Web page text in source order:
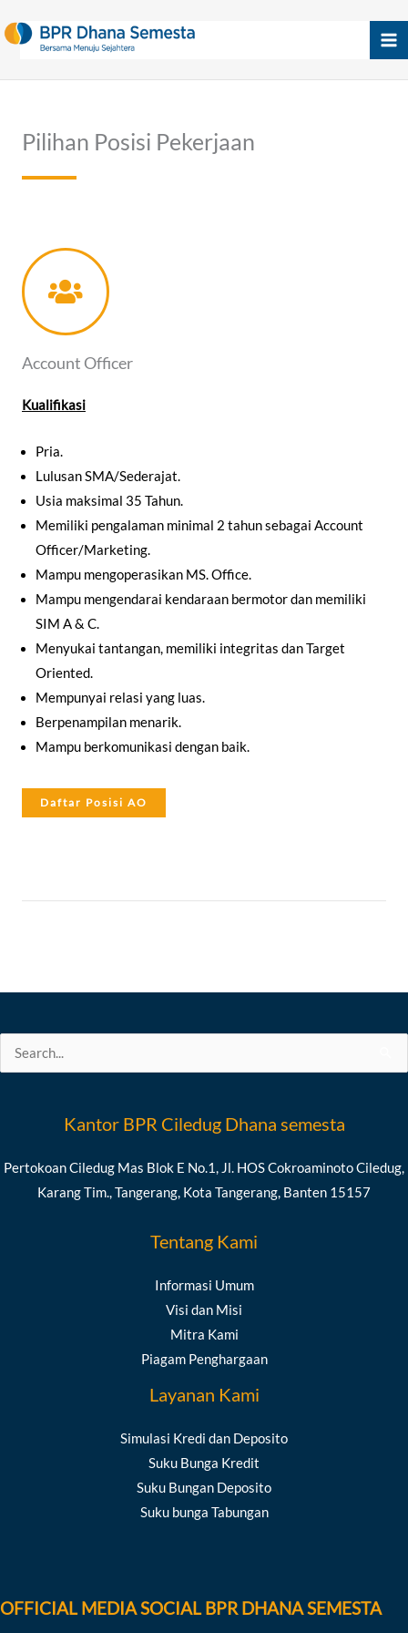
Skip
content
Pilihan Posisi Pekerjaan
Account Officer
Kualifikasi
Pria.
Lulusan SMA/Sederajat.
Usia maksimal 35 Tahun.
Memiliki pengalaman minimal 2 tahun sebagai Account
Officer/Marketing.
Mampu mengoperasikan MS. Office.
Mampu mengendarai kendaraan bermotor dan memiliki
SIM A & C.
Menyukai tantangan, memiliki integritas dan Target
Oriented.
Mempunyai relasi yang luas.
Berpenampilan menarik.
Mampu berkomunikasi dengan baik.
Daftar Posisi AO
Search
Kantor BPR Ciledug Dhana semesta
Pertokoan Ciledug Mas Blok E No.1, Jl. HOS Cokroaminoto Ciledug,
Karang Tim., Tangerang, Kota Tangerang, Banten 15157
Tentang Kami
Informasi Umum
Visi dan Misi
Mitra Kami
Piagam Penghargaan
Layanan Kami
Simulasi Kredi dan Deposito
Suku Bunga Kredit
Suku Bungan Deposito
Suku bunga Tabungan
OFFICIAL MEDIA SOCIAL BPR DHANA SEMESTA